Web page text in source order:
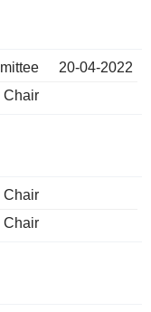
20-04-2022
Chair
Chair
Chair